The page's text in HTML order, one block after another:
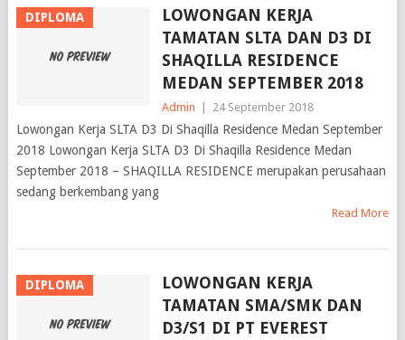
DIPLOMA
LOWONGAN KERJA
TAMATAN SLTA DAN D3 DI
SHAQILLA RESIDENCE
MEDAN SEPTEMBER 2018
Admin 24 September 2018
Lowongan Kerja SLTA D3 Di Shaqilla Residence Medan September
2018 Lowongan Kerja SLTA D3 Di Shaqilla Residence Medan
September 2018 – SHAQILLA RESIDENCE merupakan perusahaan
sedang berkembang yang
Read More
DIPLOMA
LOWONGAN KERJA
TAMATAN SMA/SMK DAN
D3/S1 DI PT EVEREST